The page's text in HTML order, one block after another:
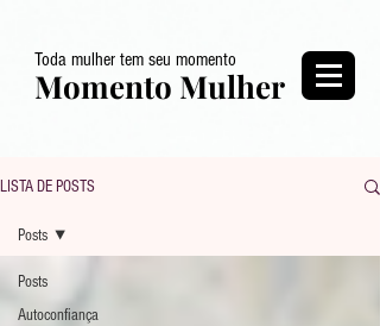
Momento Mulher
Toda mulher tem seu momento
LISTA DE POSTS
Posts
Autoconfiança
Posts